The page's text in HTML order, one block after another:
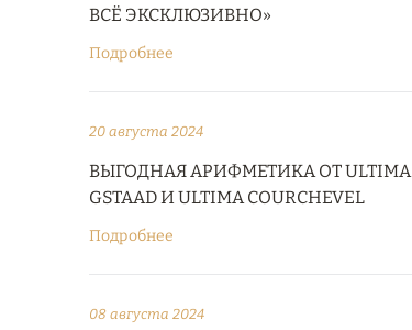
ВСЁ ЭКСКЛЮЗИВНО»
Подробнее
20 августа 2024
ВЫГОДНАЯ АРИФМЕТИКА ОТ ULTIMA
GSTAAD И ULTIMA COURCHEVEL
Подробнее
08 августа 2024